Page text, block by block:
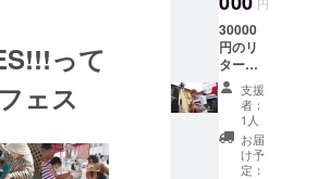
って
ェス
製、カ
ギと廃
木から
生まれ
た世界
で１つ
だけの
キー
フック
C）今野
30000
円のリ
ターン
+出演権
支援
者：
1人
お届
け予
定：